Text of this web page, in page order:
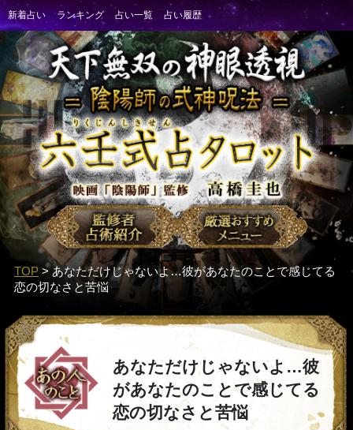
TOP> あなただけじゃないよ…彼があなたのことで感じてる
恋の切なさと苦悩
あなただけじゃないよ…彼
があなたのことで感じてる
恋の切なさと苦悩